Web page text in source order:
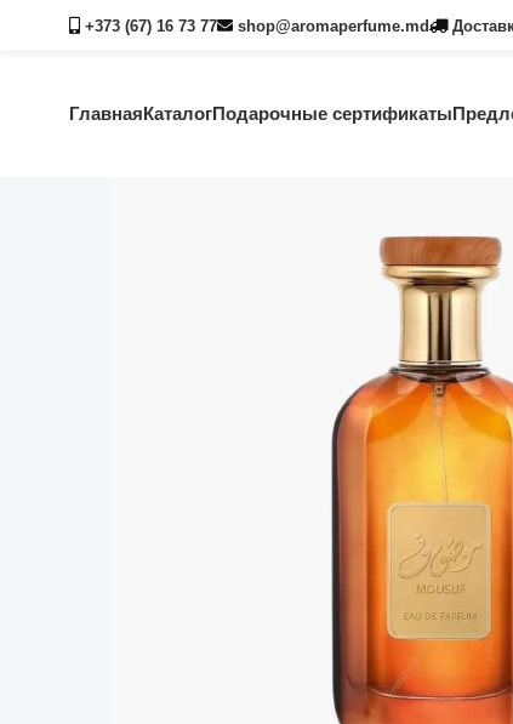
+373 (67) 16 73 77 shop@aromaperfume.md
ГлавнаяКаталогПодарочные сертификаты